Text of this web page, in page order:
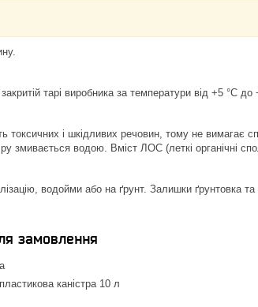
тарі виробника за температури від +5 °C
токсичних і шкідливих речовин, тому не вимагає
змивається водою. Вміст ЛОС (леткі органічні
водойми або на ґрунт. Залишки ґрунтовка
замовлення
пластикова каністра 10 л